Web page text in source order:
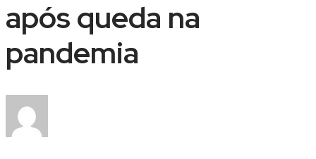
após queda na
pandemia